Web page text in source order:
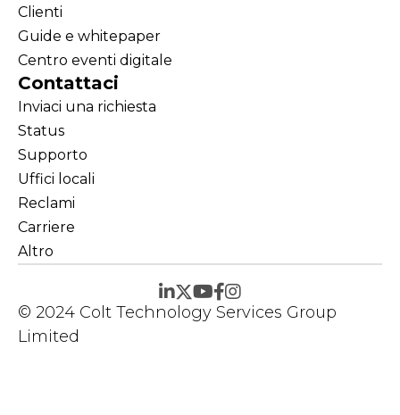
Clienti
Guide e whitepaper
Centro eventi digitale
Contattaci
Inviaci una richiesta
Status
Supporto
Uffici locali
Reclami
Carriere
Altro
© 2024 Colt Technology Services Group
Limited